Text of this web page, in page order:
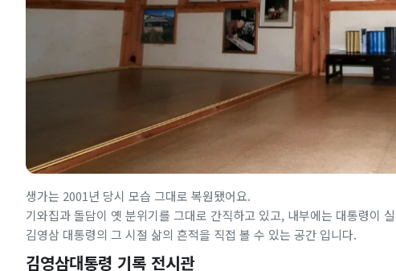
생가는 2001년 당시 모습 그대로 복원됐어요.
기와집과 돌담이 옛 분위기를 그대로 간직하고 있고, 내부에는 대통령이
김영삼 대통령의 그 시절 삶의 흔적을 직접 볼 수 있는 공간 입니다.
김영삼대통령 기록 전시관